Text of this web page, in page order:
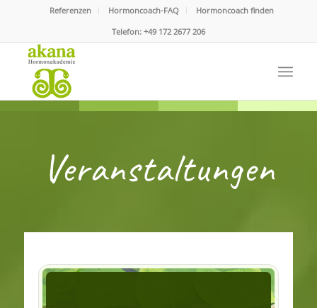
Referenzen Hormoncoach-FAQ
Hormoncoach finden
Telefon: +49 172 2677 206
Veranstaltungen